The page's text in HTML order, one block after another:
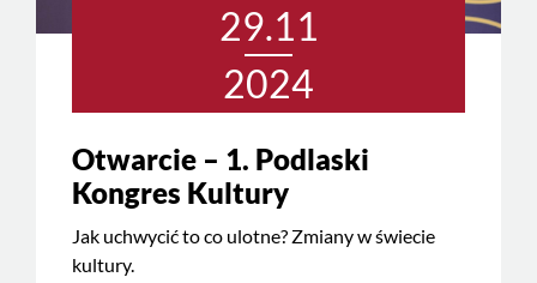
29.11
2024
Otwarcie – 1. Podlaski
Kongres Kultury
Jak uchwycić to co ulotne? Zmiany w świecie
kultury.